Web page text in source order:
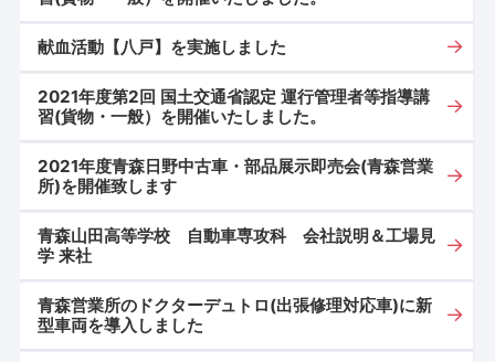
献血活動【八戸】を実施しました
2021年度第2回 国土交通省認定 運行管理者等指導講
習(貨物・一般）を開催いたしました。
2021年度青森日野中古車・部品展示即売会(青森営業
所)を開催致します
青森山田高等学校 自動車専攻科 会社説明＆工場見
学 来社
青森営業所のドクターデュトロ(出張修理対応車)に新
型車両を導入しました